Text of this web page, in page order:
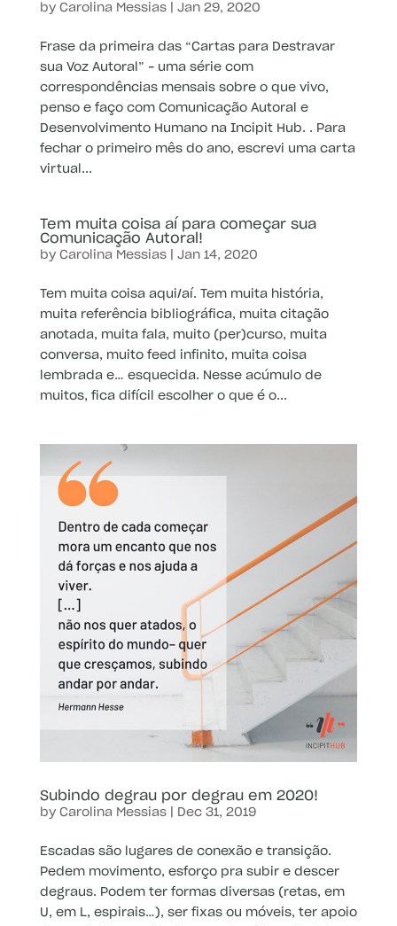
by Carolina Messias| Jan 29, 2020
Frase da primeira das “Cartas para Destravar
sua Voz Autoral” – uma série com
correspondências mensais sobre o que vivo,
penso e faço com Comunicação Autoral e
Desenvolvimento Humano na Incipit Hub. . Para
fechar o primeiro mês do ano, escrevi uma carta
virtual...
Tem muita coisa aí para começar sua
Comunicação Autoral!
by Carolina Messias| Jan 14, 2020
Tem muita coisa aqui/aí. Tem muita história,
muita referência bibliográfica, muita citação
anotada, muita fala, muito (per)curso, muita
conversa, muito feed infinito, muita coisa
lembrada e… esquecida. Nesse acúmulo de
muitos, fica difícil escolher o que é o...
Subindo degrau por degrau em 2020!
by Carolina Messias| Dec 31, 2019
Escadas são lugares de conexão e transição.
Pedem movimento, esforço pra subir e descer
degraus. Podem ter formas diversas (retas, em
U, em L, espirais…), ser fixas ou móveis, ter apoio